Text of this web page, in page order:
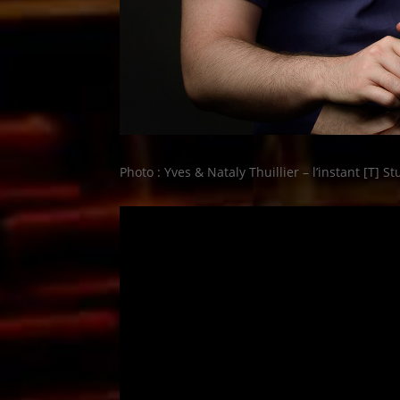
Photo : Yves & Nataly Thuillier – l’instant [T]